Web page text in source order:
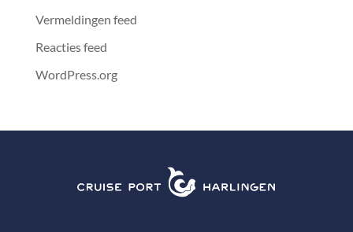
Vermeldingen feed
Reacties feed
WordPress.org